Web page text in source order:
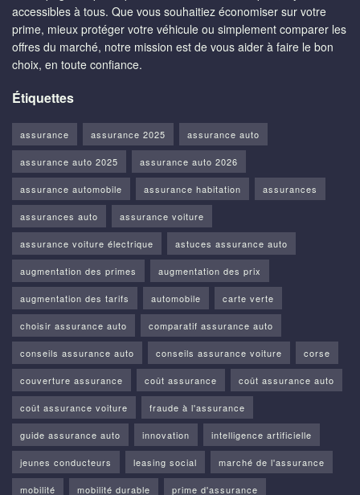
accessibles à tous. Que vous souhaitiez économiser sur votre
prime, mieux protéger votre véhicule ou simplement comparer les
offres du marché, notre mission est de vous aider à faire le bon
choix, en toute confiance.
Étiquettes
assurance assurance 2025 assurance auto
assurance auto 2025 assurance auto 2026
assurance automobile assurance habitation assurances
assurances auto assurance voiture
assurance voiture électrique astuces assurance auto
augmentation des primes augmentation des prix
augmentation des tarifs automobile carte verte
choisir assurance auto comparatif assurance auto
conseils assurance auto conseils assurance voiture corse
couverture assurance coût assurance coût assurance auto
coût assurance voiture fraude à l'assurance
guide assurance auto innovation intelligence artificielle
jeunes conducteurs leasing social marché de l'assurance
mobilité mobilité durable prime d'assurance